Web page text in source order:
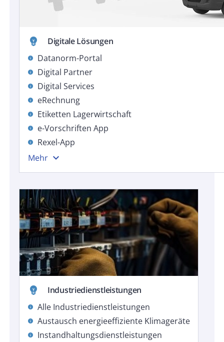
emoji_objects Digitale Lösungen
info Datanorm-Portal
info Digital Partner
info Digital Services
info eRechnung
info Etiketten Lagerwirtschaft
info e-Vorschriften App
info
Rexel-App
Mehr expand_more
emoji_objects Industriedienstleistungen
info Alle Industriedienstleistungen
info Austausch energieeffiziente Klimageräte
info Instandhaltungsdienstleistungen